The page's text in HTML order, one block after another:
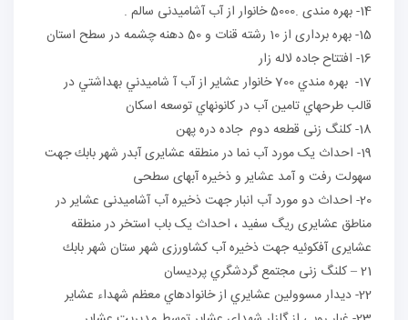
14- بهره مندی .5000 خانوار از آب آشامیدنی سالم .
15- بهره برداری از 10 رشته قنات و 50 دهنه چشمه در سطح استان
16- افتتاح جاده لاله زار
17- بهره مندي 700 خانوار عشاير از آب آ شاميدني بهداشتي در
قالب طرحهاي تامين آب در كانونهاي توسعه اسكان
18- کلنگ زنی قطعه دوم جاده دره پهن
19- احداث یک مورد آب نما در منطقه عشایری آبدر شهر بابك جهت
سهولت رفت و آمد عشایر و ذخیره آبهای سطحی
20- احداث دو مورد آب انبار جهت ذخیره آب آشامیدنی عشایر در
مناطق عشایری ریگ سفید ، احداث یک باب استخر در منطقه
عشایری آفکوئیه جهت ذخیره آب کشاورزی شهر ستان شهر بابك
21 – کلنگ زنی مجتمع گردشگري پرديسان
22- ديدار مسوولين عشايري از خانوادهاي معظم شهداء عشاير